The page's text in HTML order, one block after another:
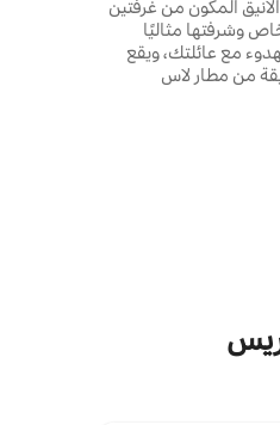
المكون من غرفتين
وشرفتها مثاليًا
مع عائلتك، ويقع
حوالي 45 دقيقة من مطار لاس